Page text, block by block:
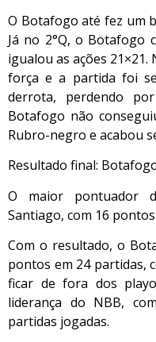
O Botafogo até fez um
Já no 2°Q, o Botafogo
igualou as ações
força e a partida foi
derrota, perdendo
Botafogo não
Rubro-negro e acabou
Resultado final:
O maior pontuador
Santiago, com 16 pontos.
Com o resultado, o
pontos em 24 partidas,
ficar de fora dos
liderança do NBB,
partidas jogadas.